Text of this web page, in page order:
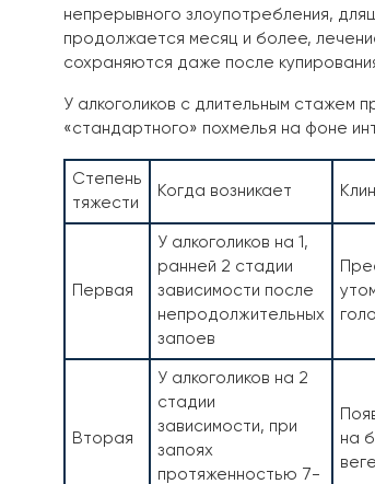
непрерывного злоупотребления,
продолжается месяц и более,
сохраняются даже после
У алкоголиков с длительным стажем
«стандартного» похмелья на фоне
Степень
тяжести
Когда возникает
Первая
У алкоголиков на 1,
ранней 2 стадии
зависимости после
непродолжительных
запоев
Вторая
У алкоголиков на 2
стадии
зависимости, при
запоях
протяженностью 7-
на